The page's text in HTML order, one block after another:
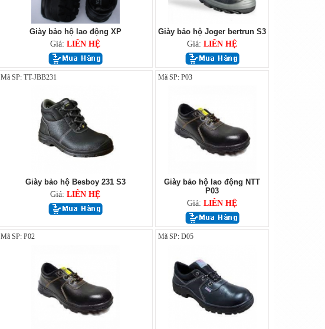
Giày bảo hộ lao động XP
Giá: LIÊN HỆ
Giày bảo hộ Joger bertrun S3
Giá: LIÊN HỆ
Mã SP: TT-JBB231
Giày bảo hộ Besboy 231 S3
Giá: LIÊN HỆ
Mã SP: P03
Giày bảo hộ lao động NTT
P03
Giá: LIÊN HỆ
Mã SP: P02 Mã SP: D05